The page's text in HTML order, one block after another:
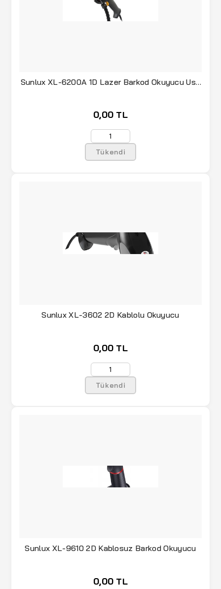
Sunlux XL-6200A 1D Lazer Barkod Okuyucu Usb
0,00 TL
Tükendi
Sunlux XL-3602 2D Kablolu Okuyucu
0,00 TL
Tükendi
Sunlux XL-9610 2D Kablosuz Barkod Okuyucu
0,00 TL